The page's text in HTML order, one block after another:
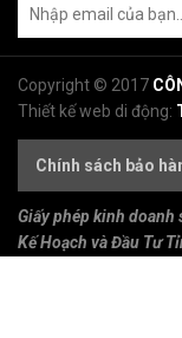
Copyright © 2017
Thiết kế web di động:
Chính sách bảo
Giấy phép kinh doanh
Kế Hoạch và Đầu Tư